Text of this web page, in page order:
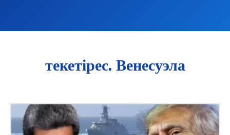
текетірес. Венесуэла